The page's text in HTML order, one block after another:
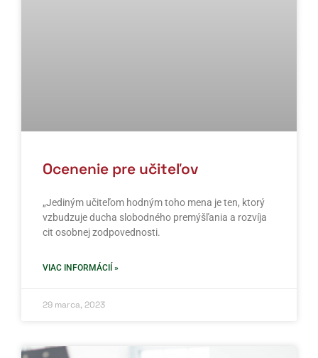
Ocenenie pre učiteľov
„Jediným učiteľom hodným toho mena je ten, ktorý
vzbudzuje ducha slobodného premýšľania a rozvíja
cit osobnej zodpovednosti.
VIAC INFORMÁCIÍ »
29 marca, 2023